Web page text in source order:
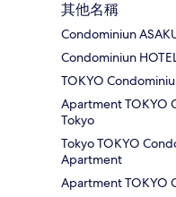
其他名稱
Condominiun
Condominiun
TOKYO
Apartment TOKYO
Tokyo
Tokyo TOKYO
Apartment
Apartment TOKYO